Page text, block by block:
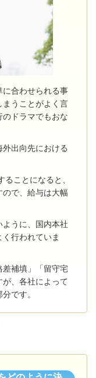
に合わせられる事
まうことがよく言
ドラマでもおな
出向先における
ことになると、
ので、給与は大幅
うに、国内本社
行われていま
差補填」「留守宅
、各社によって
です。